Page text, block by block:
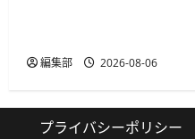
編集部 2026-08-06
プライバシーポリシー